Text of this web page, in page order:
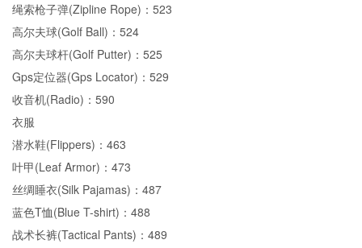
绳索枪子弹(Zipline Rope)：523
高尔夫球(Golf Ball)：524
高尔夫球杆(Golf Putter)：525
Gps定位器(Gps Locator)：529
收音机(Radio)：590
衣服
潜水鞋(Flippers)：463
叶甲(Leaf Armor)：473
丝绸睡衣(Silk Pajamas)：487
蓝色T恤(Blue T-shirt)：488
战术长裤(Tactical Pants)：489